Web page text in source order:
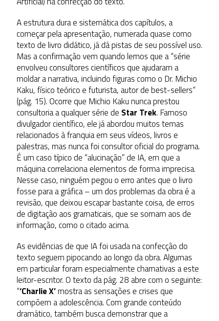
A estrutura dura e sistemática dos capítulos, a
começar pela apresentação, numerada quase como
texto de livro didático, já dá pistas de seu possível uso.
Mas a confirmação vem quando lemos que a “série
envolveu consultores científicos que ajudaram a
moldar a narrativa, incluindo figuras como o Dr. Michio
Kaku, físico teórico e futurista, autor de best-sellers”
(pág. 15). Ocorre que Michio Kaku nunca prestou
consultoria a qualquer série de Star Trek. Famoso
divulgador científico, ele já abordou muitos temas
relacionados à franquia em seus vídeos, livros e
palestras, mas nunca foi consultor oficial do programa.
É um caso típico de “alucinação” de IA, em que a
máquina correlaciona elementos de forma imprecisa.
Nesse caso, ninguém pegou o erro antes que o livro
fosse para a gráfica – um dos problemas da obra é a
revisão, que deixou escapar bastante coisa, de erros
de digitação aos gramaticais, que se somam aos de
informação, como o citado acima.
As evidências de que IA foi usada na confecção do
texto seguem pipocando ao longo da obra. Algumas
em particular foram especialmente chamativas a este
leitor-escritor. O texto da pág. 28 abre com o seguinte:
“‘Charlie X’mostra as sensações e crises que
compõem a adolescência. Com grande conteúdo
dramático, também busca demonstrar que a